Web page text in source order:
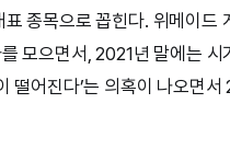
종목으로 꼽힌다. 위메이드
모으면서, 2021년 말에는 시
떨어진다’는 의혹이 나오면서